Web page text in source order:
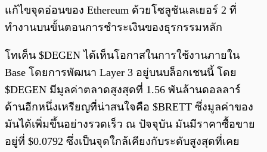
แก้ไขจุดอ่อนของ Ethereum ด้วยโซลูชันเลเยอร์ 2 ที่
ทำงานบนขั้นตอนการชำระเงินของธุรกรรมหลัก
โทเค็น $DEGEN ได้เห็นโอกาสในการใช้งานภายใน
Base โดยการพัฒนา Layer 3 อยู่บนบล็อกเชนนี้ โดย
$DEGEN มีมูลค่าตลาดสูงสุดที่ 1.56 พันล้านดอลลาร์
ด้านอีกหนึ่งเหรียญที่น่าสนใจคือ $BRETT ซึ่งมูลค่าของ
มันได้เพิ่มขึ้นอย่างรวดเร็ว ณ ปัจจุบัน มันมีราคาซื้อขาย
อยู่ที่ $0.0792 ซึ่งเป็นจุดใกล้เคียงกับระดับสูงสุดที่เคย